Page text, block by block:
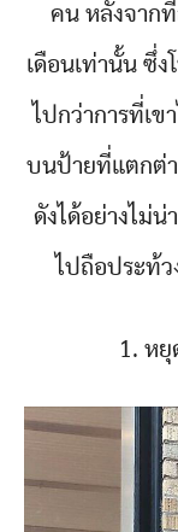
คน หลังจาก
เดือนเท่านั้น ซึ่
ไปกว่าการที่เ
บนป้ายที่แตกต่า
ดังได้อย่างไม่น่
ไปถือประท้ว
1. ห